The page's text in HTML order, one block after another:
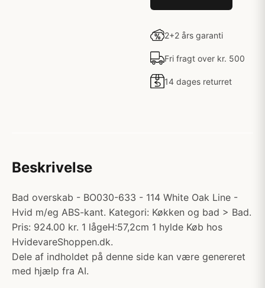
2+2 års garanti
Fri fragt over kr. 500
14 dages returret
Beskrivelse
Bad overskab - BO030-633 - 114 White Oak Line -
Hvid m/eg ABS-kant. Kategori: Køkken og bad > Bad.
Pris: 924.00 kr. 1 lågeH:57,2cm 1 hylde Køb hos
HvidevareShoppen.dk.
Dele af indholdet på denne side kan være genereret
med hjælp fra AI.